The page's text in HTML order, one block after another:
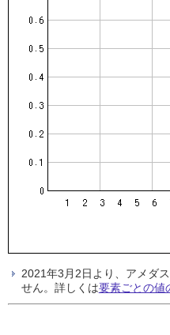
2021年3月2日より、アメダ
せん。詳しくは要素ごとの値